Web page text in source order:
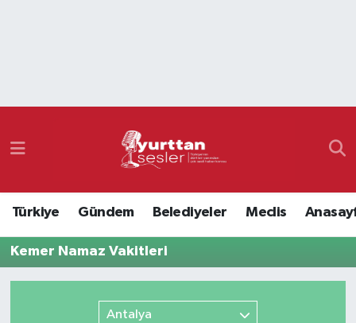
Türkiye Gündem Belediyeler Meclis
Kemer Namaz Vakitleri
Antalya
Namaz Vakitleri
Süper Lig Puan Durumu ve Fikstür
Son Dakika Haberleri